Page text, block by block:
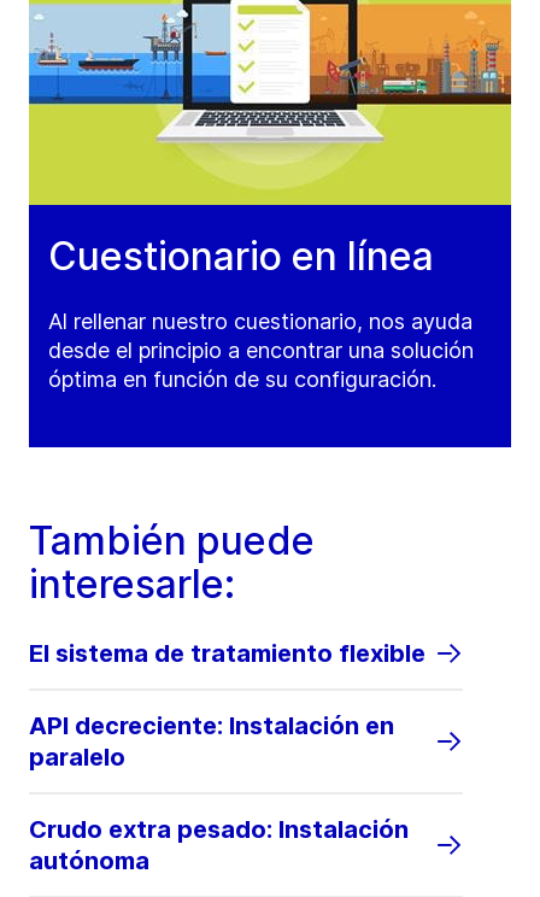
Cuestionario en línea
Al rellenar nuestro cuestionario, nos ayuda
desde el principio a encontrar una solución
óptima en función de su configuración.
También puede
interesarle:
El sistema de tratamiento flexible
API decreciente: Instalación en
paralelo
Crudo extra pesado: Instalación
autónoma